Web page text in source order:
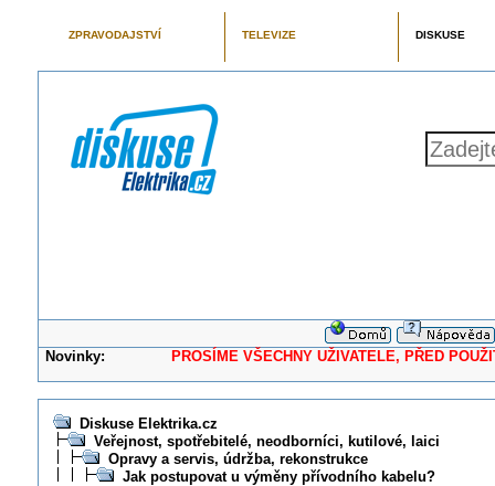
ZPRAVODAJSTVÍ TELEVIZE DISKUSE
Novinky: PROSÍME VŠECHNY UŽIVATELE, PŘED
Diskuse Elektrika.cz
Veřejnost, spotřebitelé, neodborníci, kutilové, laici
Opravy a servis, údržba, rekonstrukce
Jak postupovat u výměny přívodního kabelu?